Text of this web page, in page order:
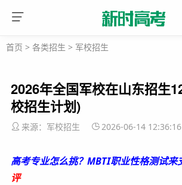
首页 > 各类招生 > 军校招生
2026年全国军校在山东招生
校招生计划)
来源：军校招生 2026-06-14 12:36:16
高考专业怎么挑？MBTI职业性格测试来
评